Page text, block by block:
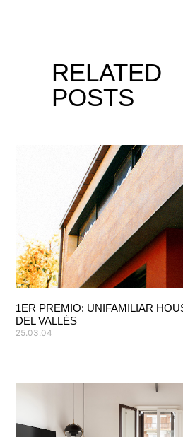
RELATED
POSTS
1ER PREMIO: UNIFAMILIAR
DEL VALLÉS
25.03.04